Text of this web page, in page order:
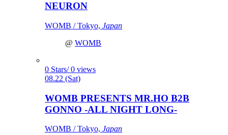
NEURON
WOMB / Tokyo, Japan
@ WOMB
0 Stars/ 0 views
08.22 (Sat)
WOMB PRESENTS MR.HO B2B
GONNO -ALL NIGHT LONG-
WOMB / Tokyo, Japan